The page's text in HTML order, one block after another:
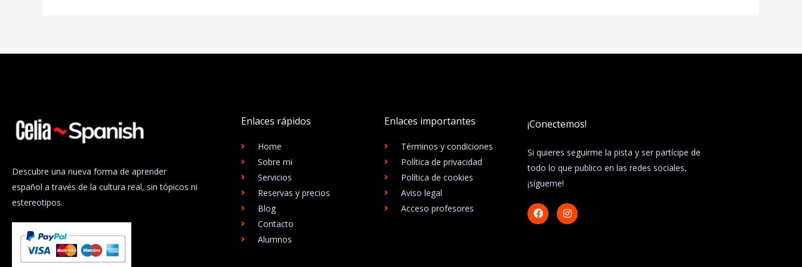
Descubre una nueva forma de aprender
español a través de la cultura real, sin tópicos ni
estereotipos.
Enlaces rápidos
Home
Sobre mi
Servicios
Reservas y precios
Blog
Contacto
Alumnos
Enlaces importantes
Términos y condiciones
Política de privacidad
Política de cookies
Aviso legal
Acceso profesores
¡Conectemos!
Si quieres seguirme la pista y ser partícipe de
todo lo que publico en las redes sociales,
¡sígueme!
F
a
c
I
n
s